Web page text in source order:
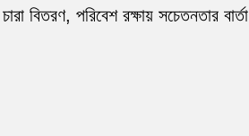
বিতরণ, পরিবেশ রক্ষায় সচেতনতার বার্তা